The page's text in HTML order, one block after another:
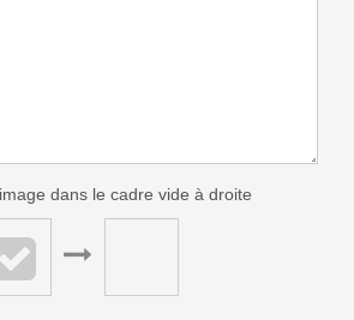
dans le cadre vide à droite